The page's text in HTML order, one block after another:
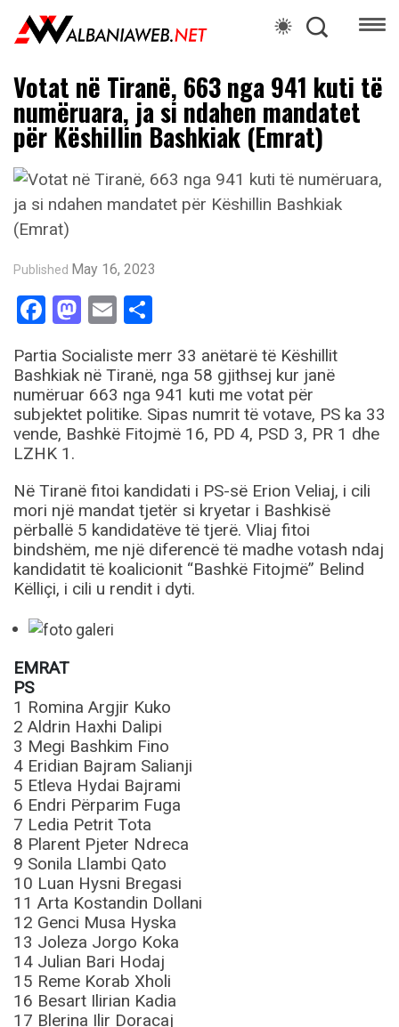
Votat në Tiranë, 663 nga 941 kuti të
numëruara, ja si ndahen mandatet
për Këshillin Bashkiak (Emrat)
Published May 16, 2023
Facebook
Mastodon
Email
Partia Socialiste merr 33 anëtarë të Këshillit
Bashkiak në Tiranë, nga 58 gjithsej kur janë
numëruar 663 nga 941 kuti me votat për
subjektet politike. Sipas numrit të votave, PS ka 33
vende, Bashkë Fitojmë 16, PD 4, PSD 3, PR 1 dhe
LZHK 1.
Në Tiranë fitoi kandidati i PS-së Erion Veliaj, i cili
mori një mandat tjetër si kryetar i Bashkisë
përballë 5 kandidatëve të tjerë. Vliaj fitoi
bindshëm, me një diferencë të madhe votash ndaj
kandidatit të koalicionit “Bashkë Fitojmë” Belind
Këlliçi, i cili u rendit i dyti.
EMRAT
PS
1 Romina Argjir Kuko
2 Aldrin Haxhi Dalipi
3 Megi Bashkim Fino
4 Eridian Bajram Salianji
5 Etleva Hydai Bajrami
6 Endri Përparim Fuga
7 Ledia Petrit Tota
8 Plarent Pjeter Ndreca
9 Sonila Llambi Qato
10 Luan Hysni Bregasi
11 Arta Kostandin Dollani
12 Genci Musa Hyska
13 Joleza Jorgo Koka
14 Julian Bari Hodaj
15 Reme Korab Xholi
16 Besart Ilirian Kadia
17 Blerina Ilir Doracaj